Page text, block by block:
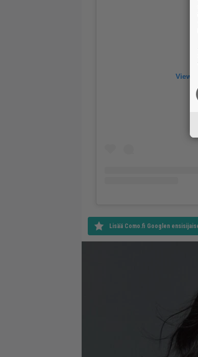
View
Lisää Como.fi Googlen